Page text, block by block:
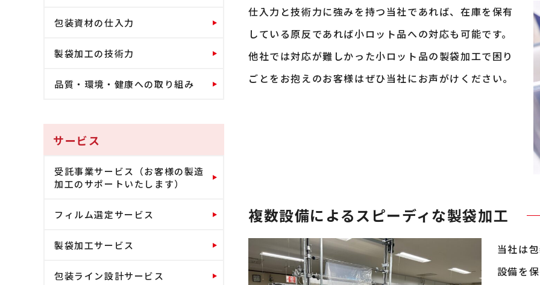
仕入力と技術力に強みを持つ当社であれば、在庫を保有
している原反であれば小ロット品への対応も可能です。
他社では対応が難しかった小ロット品の製袋加工で困り
ごとをお抱えのお客様はぜひ当社にお声がけください。
複数設備によるスピーディな製袋加工
当社は
設備を
包装資材の仕入力
製袋加工の技術力
品質・環境・健康への取り組み
サービス
受託事業サービス（お客様の製造
加工のサポートいたします）
フィルム選定サービス
製袋加工サービス
包装ライン設計サービス